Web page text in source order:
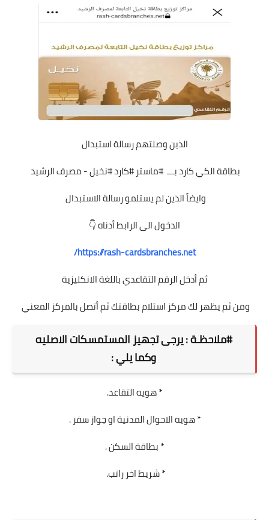
الذين وصلتهم رسالة استبدال
بطاقة الكي كارد بـــ #ماستر #كارد #نخيل - مصرف الرشيد
وايضاً الذين لم يستلمو رسالة الاستبدال
الدخول الى الرابط أدناه 👇
https://rash-cardsbranches.net/
ثم أدخل الرقم التقاعدي باللغة الانكليزية
ومن ثم يظهر لك مركز استلام بطاقتك ثم أتصل بالمركز المعني
#ملاحظـة : يرجى تجهيز المستمسكات الاصليه
وكما يلي :
* هويه التقاعد.
* هويه الاحوال المدنية او جواز سفر .
* بطاقة السكن .
* شريط اخر راتب.